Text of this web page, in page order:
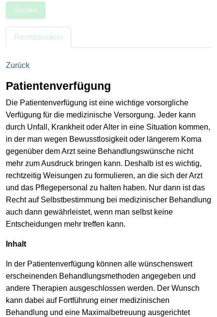
Suchen
Rechtslexikon
Zurück
Patientenverfügung
Die Patientenverfügung ist eine wichtige vorsorgliche
Verfügung für die medizinische Versorgung. Jeder kann
durch Unfall, Krankheit oder Alter in eine Situation kommen,
in der man wegen Bewusstlosigkeit oder längerem Koma
gegenüber dem Arzt seine Behandlungswünsche nicht
mehr zum Ausdruck bringen kann. Deshalb ist es wichtig,
rechtzeitig Weisungen zu formulieren, an die sich der Arzt
und das Pflegepersonal zu halten haben. Nur dann ist das
Recht auf Selbstbestimmung bei medizinischer Behandlung
auch dann gewährleistet, wenn man selbst keine
Entscheidungen mehr treffen kann.
Inhalt
In der Patientenverfügung können alle wünschenswert
erscheinenden Behandlungsmethoden angegeben und
andere Therapien ausgeschlossen werden. Der Wunsch
kann dabei auf Fortführung einer medizinischen
Behandlung und eine Maximalbetreuung ausgerichtet